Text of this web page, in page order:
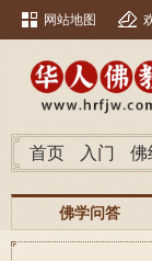
网站地图
首页 入门 佛
佛学问答
南传人物